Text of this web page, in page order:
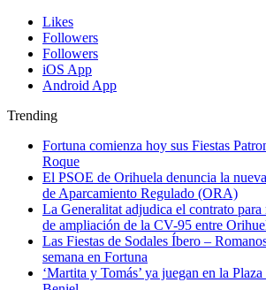
Likes
Followers
Followers
iOS App
Android App
Trending
Fortuna comienza hoy sus Fiestas
Roque
El PSOE de Orihuela denuncia la
de Aparcamiento Regulado (ORA)
La Generalitat adjudica el contrato para
de ampliación de la CV-95 entre
Las Fiestas de Sodales Íbero –
semana en Fortuna
‘Martita y Tomás’ ya juegan en la